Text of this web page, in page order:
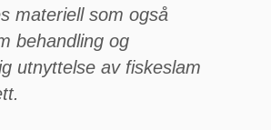
materiell som også
behandling og
utnyttelse av fiskeslam